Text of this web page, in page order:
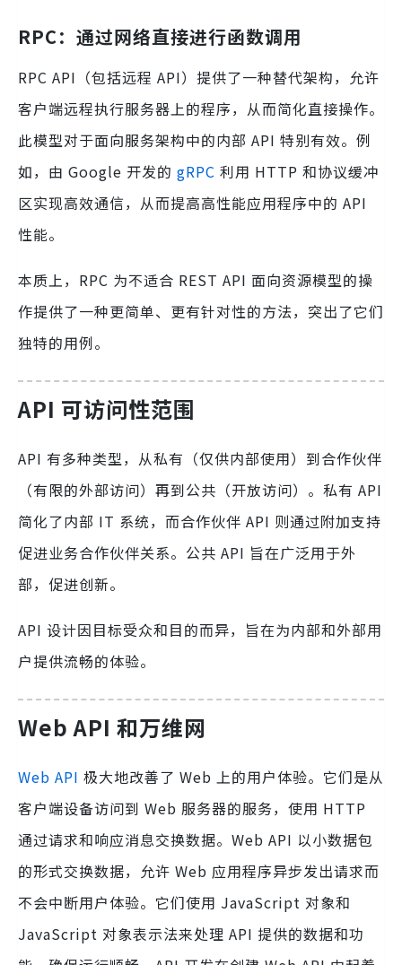
RPC：通过网络直接进行函数调用
RPC API（包括远程 API）提供了一种替代架构，允许
客户端远程执行服务器上的程序，从而简化直接操作。
此模型对于面向服务架构中的内部 API 特别有效。例
如，由 Google 开发的 gRPC 利用 HTTP 和协议缓冲
区实现高效通信，从而提高高性能应用程序中的 API
性能。
本质上，RPC 为不适合 REST API 面向资源模型的操
作提供了一种更简单、更有针对性的方法，突出了它们
独特的用例。
API 可访问性范围
API 有多种类型，从私有（仅供内部使用）到合作伙伴
（有限的外部访问）再到公共（开放访问）。私有 API
简化了内部 IT 系统，而合作伙伴 API 则通过附加支持
促进业务合作伙伴关系。公共 API 旨在广泛用于外
部，促进创新。
API 设计因目标受众和目的而异，旨在为内部和外部用
户提供流畅的体验。
Web API 和万维网
Web API 极大地改善了 Web 上的用户体验。它们是从
客户端设备访问到 Web 服务器的服务，使用 HTTP
通过请求和响应消息交换数据。Web API 以小数据包
的形式交换数据，允许 Web 应用程序异步发出请求而
不会中断用户体验。它们使用 JavaScript 对象和
JavaScript 对象表示法来处理 API 提供的数据和功